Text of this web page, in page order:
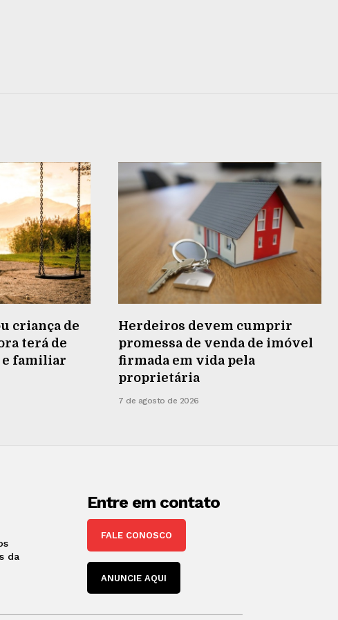
criança de
terá de
familiar
Herdeiros devem cumprir
promessa de venda de imóvel
firmada em vida pela
proprietária
7 de agosto de 2026
da
Entre em contato
FALE CONOSCO
ANUNCIE AQUI